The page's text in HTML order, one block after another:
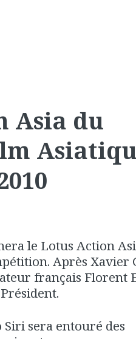
Asia du
le Lotus Action
Après Xavier
français Florent
sera entouré des